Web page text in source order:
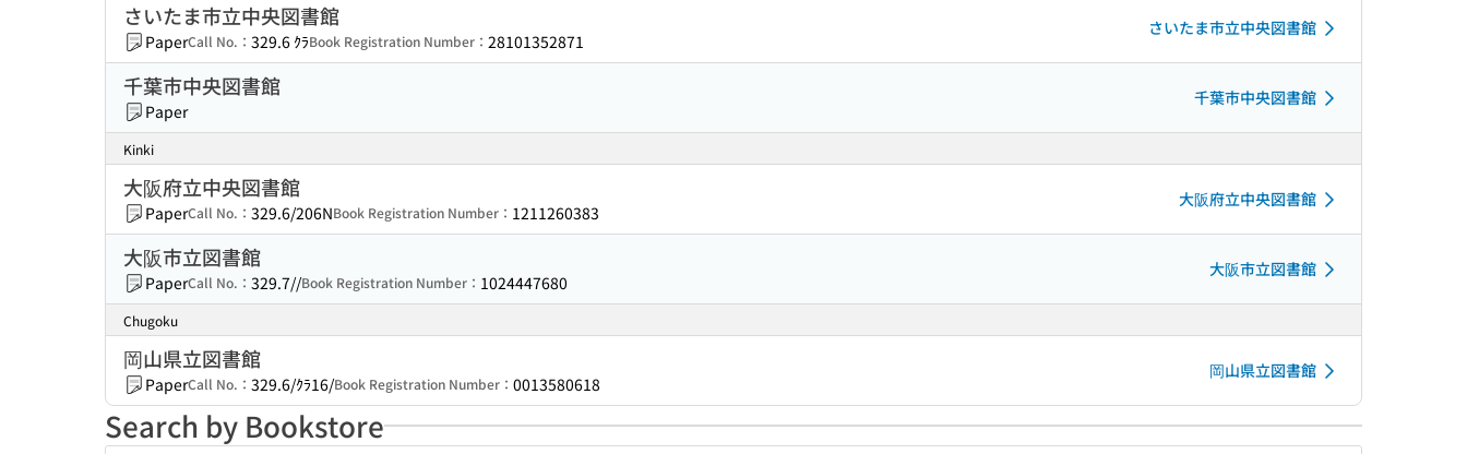
さいたま市立中央図書館
PaperCall No.： 329.6 ｸﾗBook Registration Number： 28101352871
さいたま市立中央図書館
千葉市中央図書館
Paper
千葉市中央図書館
Kinki
大阪府立中央図書館
PaperCall No.： 329.6/206NBook Registration Number： 1211260383
大阪府立中央図書館
大阪市立図書館
PaperCall No.： 329.7//Book Registration Number： 1024447680
大阪市立図書館
Chugoku
岡山県立図書館
PaperCall No.： 329.6/ｸﾗ16/Book Registration Number： 0013580618
岡山県立図書館
Search by Bookstore